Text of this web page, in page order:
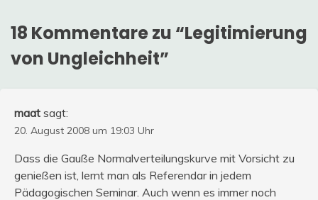
18 Kommentare zu “Legitimierung
von Ungleichheit”
maat sagt:
20. August 2008 um 19:03 Uhr
Dass die Gauße Normalverteilungskurve mit Vorsicht zu
genießen ist, lernt man als Referendar in jedem
Pädagogischen Seminar. Auch wenn es immer noch